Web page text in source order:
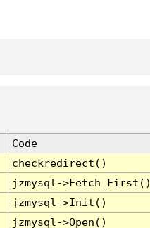
Code
checkredirect()
jzmysql-
jzmysql->Init()
jzmysql->Open()